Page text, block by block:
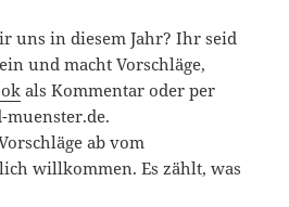
uns in diesem Jahr? Ihr seid
und macht Vorschläge,
als Kommentar oder per
muenster.de.
ab vom
willkommen. Es zählt, was